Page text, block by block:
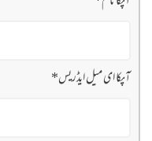
آپکا ای میل ایڈریس*